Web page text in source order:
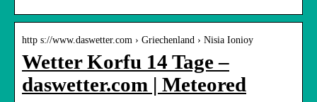
http s://www.daswetter.com › Griechenland › Nisia Ionioy
Wetter Korfu 14 Tage –
daswetter.com | Meteored